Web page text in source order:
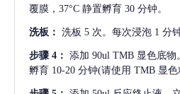
覆膜，37°C 静置孵育 30 分钟。
洗板： 洗板 5 次。每次浸泡 1 分钟
步骤 4： 添加 90ul TMB 显色底物
孵育 10-20 分钟(请使用 TMB 显色